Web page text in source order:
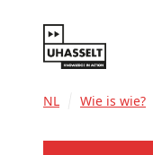
NL Wie is wie?